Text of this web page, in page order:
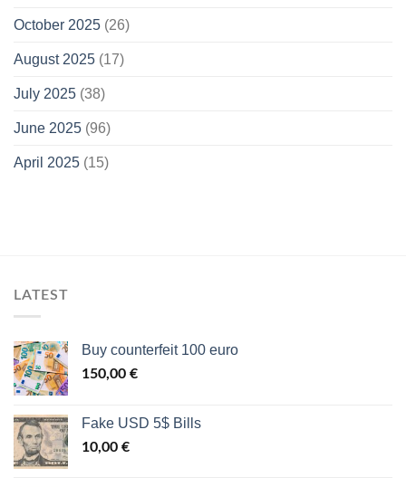
October 2025 (26)
August 2025 (17)
July 2025 (38)
June 2025 (96)
April 2025 (15)
LATEST
Buy counterfeit 100 euro
150,00 €
Fake USD 5$ Bills
10,00 €